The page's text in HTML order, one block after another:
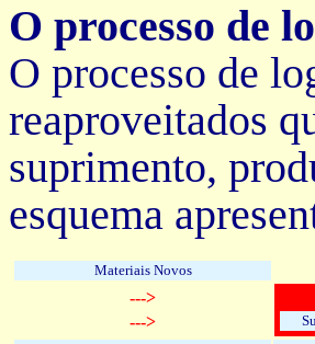
O processo de
O processo de
reaproveitados
suprimento,
esquema
Materiais Novos
--->
--->